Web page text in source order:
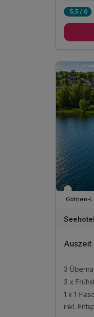
4 x
Start
1 x 1
inkl.
inkl.
inkl.
inkl.
5,5 / 6
WAR
202
Auszeit
3
1 x 1
inkl.